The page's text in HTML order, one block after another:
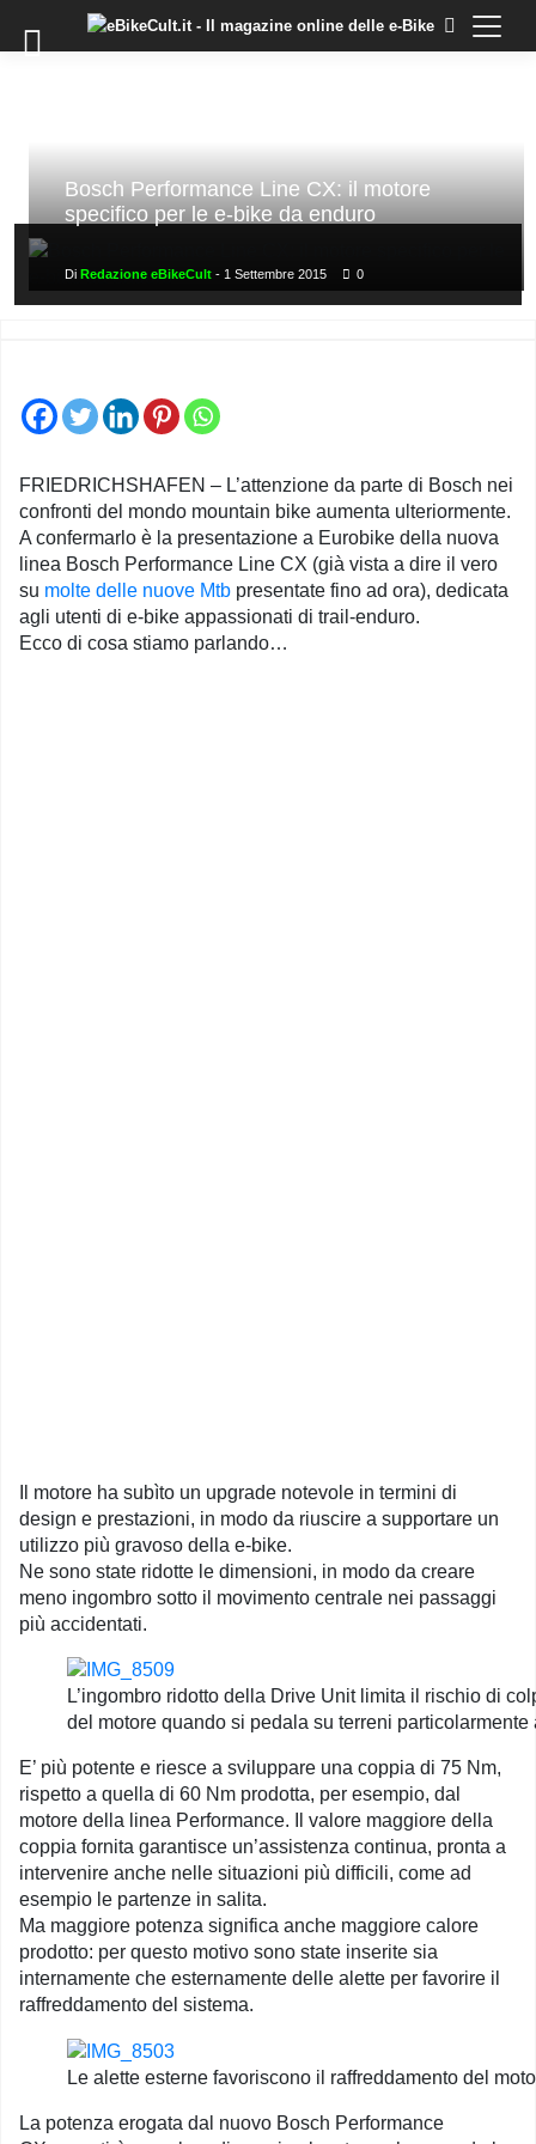
×
STORIE
TRAINING
TUTORIAL
LO
CONTATTI
POLICY
Bosch Performance Line CX: il motore
specifico per le e-bike da enduro
Di Redazione eBikeCult - 1 Settembre 2015 0
FRIEDRICHSHAFEN – L’attenzione da parte di Bosch nei
confronti del mondo mountain bike aumenta ulteriormente.
A confermarlo è la presentazione a Eurobike della nuova
linea Bosch Performance Line CX (già vista a dire il vero
su molte delle nuove Mtb presentate fino ad ora), dedicata
agli utenti di e-bike appassionati di trail-enduro.
Ecco di cosa stiamo parlando…
Il motore ha subìto un upgrade notevole in termini di
design e prestazioni, in modo da riuscire a supportare un
utilizzo più gravoso della e-bike.
Ne sono state ridotte le dimensioni, in modo da creare
meno ingombro sotto il movimento centrale nei passaggi
più accidentati.
L’ingombro ridotto della Drive Unit limita il rischio di
del motore quando si pedala su terreni particolarmente
E’ più potente e riesce a sviluppare una coppia di 75 Nm,
rispetto a quella di 60 Nm prodotta, per esempio, dal
motore della linea Performance. Il valore maggiore della
coppia fornita garantisce un’assistenza continua, pronta a
intervenire anche nelle situazioni più difficili, come ad
esempio le partenze in salita.
Ma maggiore potenza significa anche maggiore calore
prodotto: per questo motivo sono state inserite sia
internamente che esternamente delle alette per favorire il
raffreddamento del sistema.
Le alette esterne favoriscono il raffreddamento del
La potenza erogata dal nuovo Bosch Performance